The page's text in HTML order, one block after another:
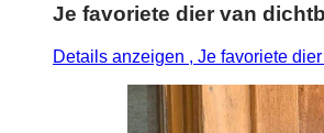
Je favoriete dier van
Details anzeigen , Je favoriete